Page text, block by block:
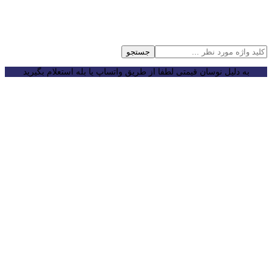
جستجو
به دلیل نوسان قیمتی لطفا از طریق واتساپ یا بله استعلام بگیرید